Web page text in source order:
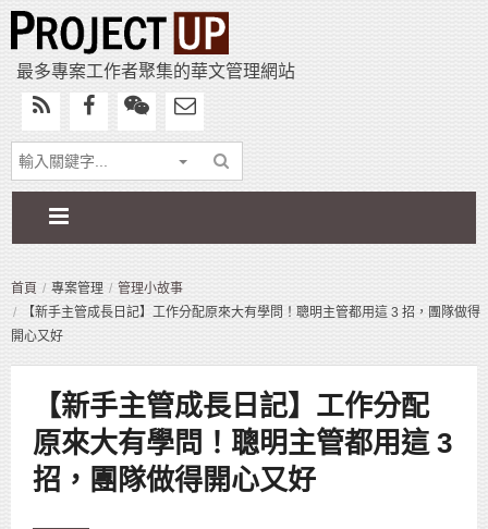
最多專案工作者聚集的華文管理網站
首頁 專案管理
管理小故事
【新手主管成長日記】工作分配原來大有學問！聰明主管都用這 3 招，團隊做得
開心又好
【新手主管成長日記】工作分配
原來大有學問！聰明主管都用這 3
招，團隊做得開心又好